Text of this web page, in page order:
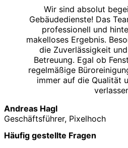
Wir sind absolut
Gebäudedienste! Das
professionell und
makelloses Ergebnis.
die Zuverlässigkeit
Betreuung. Egal ob
regelmäßige
immer auf die Qualität
Andreas Hagl
Geschäftsführer, Pixelhoch
Häufig gestellte Fragen